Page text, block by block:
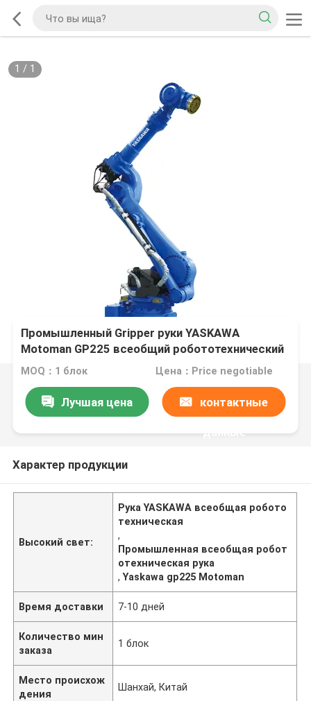
1 / 1
Промышленный Gripper руки YASKAWA
Motoman GP225 всеобщий робототехнический
для Palletizing регулируя робота
MOQ：1 блок Цена：Price negotiable
Лучшая цена контактные
данные
Характер продукции
Высокий свет:
Рука YASKAWA всеобщая робото
техническая
,
Промышленная всеобщая робот
отехническая рука
,Yaskawa gp225 Motoman
Время доставки 7-10 дней
Количество мин
заказа
1 блок
Место происхож
дения
Шанхай, Китай